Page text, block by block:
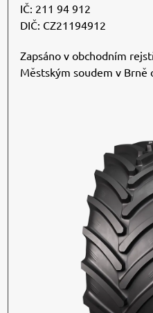
IČ: 211 94 912
DIČ: CZ21194912
Zapsáno v obchodním
Městským soudem v Brně